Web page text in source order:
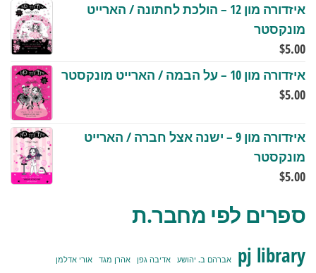
איזדורה מון 12 – הולכת לחתונה / הארייט
מונקסטר
$5.00
איזדורה מון 10 – על הבמה / הארייט מונקסטר
$5.00
איזדורה מון 9 – ישנה אצל חברה / הארייט
מונקסטר
$5.00
ספרים לפי מחבר.ת
pj library אברהם ב. יהושע אדיבה גפן אהרן מגד אורי אדלמן